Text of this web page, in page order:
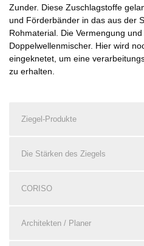
Zunder. Diese Zuschlagstoffe
und Förderbänder in das aus der
Rohmaterial. Die Vermengung
Doppelwellenmischer. Hier wird
eingeknetet, um eine
zu erhalten.
Ziegel-Produkte
Die Stärken des Ziegels
CORISO
Architekten / Planer